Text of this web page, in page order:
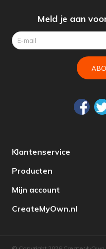
Meld je aan
Klantenservice
Producten
Mijn account
CreateMyOwn.nl